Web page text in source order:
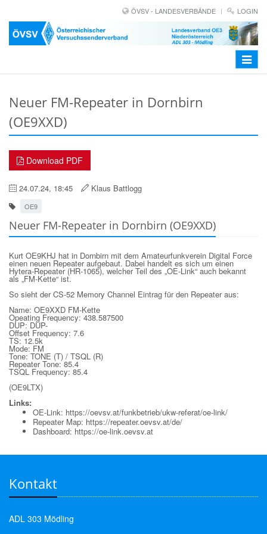
ÖVSV - LANDESVERBÄNDE LOGIN
Toggle
Neuer FM-Repeater in Dornbirn
(OE9XXD)
Download PDF
24.07.24, 18:45 Klaus Battlogg
OE9
Neuer FM-Repeater in Dornbirn (OE9XXD)
Kurt OE9KHJ hat in Dornbirn mit dem Amateurfunkverein Digital Force
einen neuen Repeater aufgebaut. Dabei handelt es sich um einen
Hytera-Repeater (HR-1065), welcher Teil des „OE-Link“ auch bekannt
als „FM-Kette“ ist.
So sieht der CS-52 Memory Channel Eintrag für den Repeater aus:
Name: OE9XXD FM-Kette
Opeating Frequency: 438.587500
DUP: DUP-
Offset Frequency: 7.6
TS: 12.5k
Mode: FM
Tone: TONE (T) / TSQL (R)
Repeater Tone: 85.4
TSQL Frequency: 85.4
(OE9LTX)
Links:
OE-Link: https://oevsv.at/funkbetrieb/ukw-referat/oe-link/
Repeater Map: https://repeater.oevsv.at/de/
Dashboard: https://oe-link.oevsv.at
Kontakt
ADL 303 Mödling